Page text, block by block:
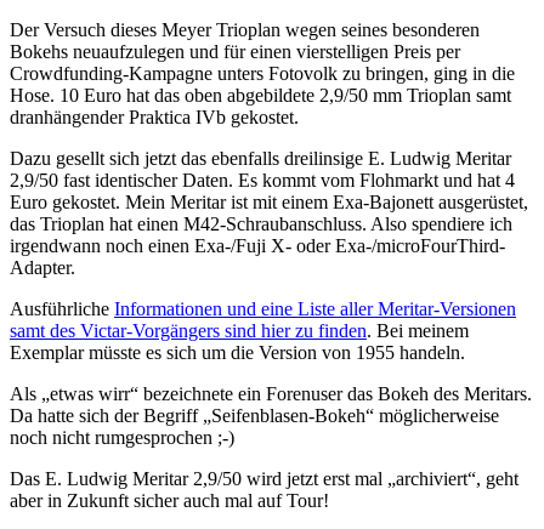
Der Versuch dieses Meyer Trioplan wegen seines besonderen
Bokehs neuaufzulegen und für einen vierstelligen Preis per
Crowdfunding-Kampagne unters Fotovolk zu bringen, ging in die
Hose. 10 Euro hat das oben abgebildete 2,9/50 mm Trioplan samt
dranhängender Praktica IVb gekostet.
Dazu gesellt sich jetzt das ebenfalls dreilinsige E. Ludwig Meritar
2,9/50 fast identischer Daten. Es kommt vom Flohmarkt und hat 4
Euro gekostet. Mein Meritar ist mit einem Exa-Bajonett ausgerüstet,
das Trioplan hat einen M42-Schraubanschluss. Also spendiere ich
irgendwann noch einen Exa-/Fuji X- oder Exa-/microFourThird-
Adapter.
Ausführliche Informationen und eine Liste aller Meritar-Versionen
samt des Victar-Vorgängers sind hier zu finden. Bei meinem
Exemplar müsste es sich um die Version von 1955 handeln.
Als „etwas wirr“ bezeichnete ein Forenuser das Bokeh des Meritars.
Da hatte sich der Begriff „Seifenblasen-Bokeh“ möglicherweise
noch nicht rumgesprochen ;-)
Das E. Ludwig Meritar 2,9/50 wird jetzt erst mal „archiviert“, geht
aber in Zukunft sicher auch mal auf Tour!